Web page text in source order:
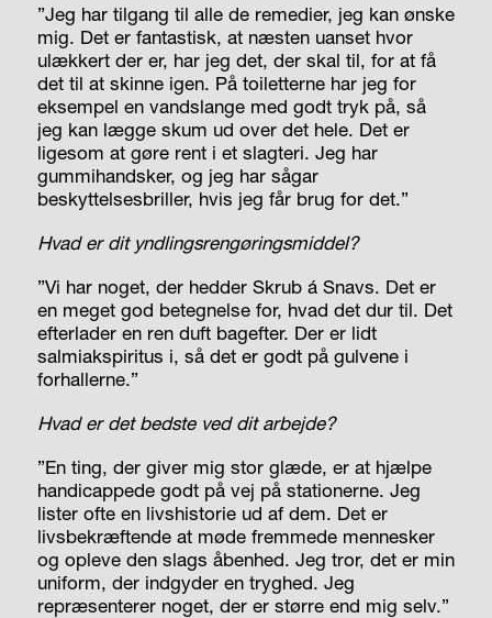
”Jeg har tilgang til alle de remedier, jeg kan ønske
mig. Det er fantastisk, at næsten uanset hvor
ulækkert der er, har jeg det, der skal til, for at få
det til at skinne igen. På toiletterne har jeg for
eksempel en vandslange med godt tryk på, så
jeg kan lægge skum ud over det hele. Det er
ligesom at gøre rent i et slagteri. Jeg har
gummihandsker, og jeg har sågar
beskyttelsesbriller, hvis jeg får brug for det.”
Hvad er dit yndlingsrengøringsmiddel?
”Vi har noget, der hedder Skrub á Snavs. Det er
en meget god betegnelse for, hvad det dur til. Det
efterlader en ren duft bagefter. Der er lidt
salmiakspiritus i, så det er godt på gulvene i
forhallerne.”
Hvad er det bedste ved dit arbejde?
”En ting, der giver mig stor glæde, er at hjælpe
handicappede godt på vej på stationerne. Jeg
lister ofte en livshistorie ud af dem. Det er
livsbekræftende at møde fremmede mennesker
og opleve den slags åbenhed. Jeg tror, det er min
uniform, der indgyder en tryghed. Jeg
repræsenterer noget, der er større end mig selv.”